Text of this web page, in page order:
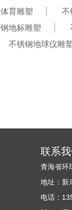
育雕塑 不
地标雕塑
不锈钢地球仪雕
联系
青海省环
地址：新
电话：